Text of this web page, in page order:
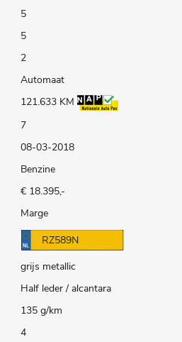
5
5
2
Automaat
121.633 KM
7
08-03-2018
Benzine
€ 18.395,-
Marge
RZ589N
grijs metallic
Half leder / alcantara
135 g/km
4